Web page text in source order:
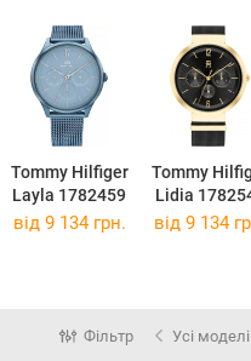
Tommy Hilfiger
Layla 1782459
Tommy
Lidia
від 9 134 грн. від 9 134
Фільтр Усі моделі